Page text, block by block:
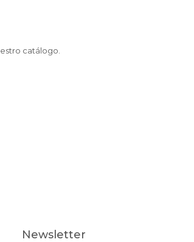
catálogo.
Newsletter